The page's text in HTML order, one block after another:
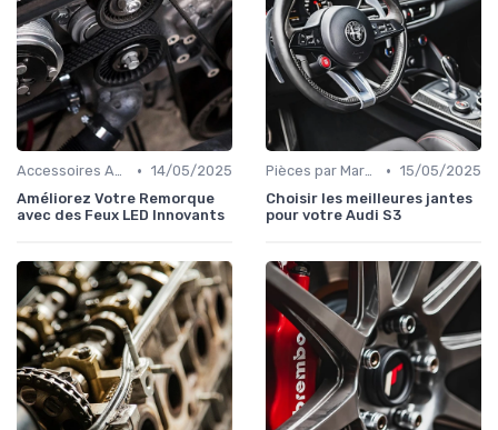
Accessoires Auto • 14/05/2025
Améliorez Votre Remorque
avec des Feux LED Innovants
Pièces par Marque de Voiture • 15/05/2025
Choisir les meilleures jantes
pour votre Audi S3